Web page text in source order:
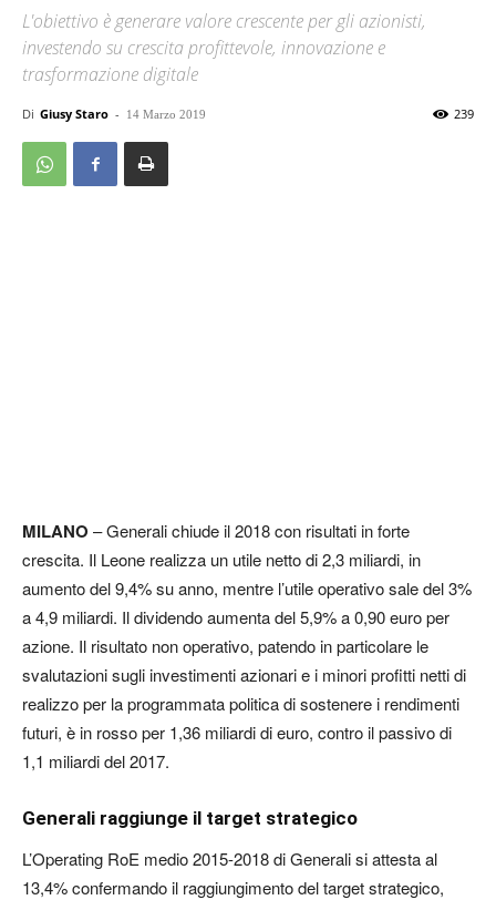
L'obiettivo è generare valore crescente per gli azionisti,
investendo su crescita profittevole, innovazione e
trasformazione digitale
Di Giusy Staro - 14 Marzo 2019 239
MILANO – Generali chiude il 2018 con risultati in forte
crescita. Il Leone realizza un utile netto di 2,3 miliardi, in
aumento del 9,4% su anno, mentre l’utile operativo sale del 3%
a 4,9 miliardi. Il dividendo aumenta del 5,9% a 0,90 euro per
azione. Il risultato non operativo, patendo in particolare le
svalutazioni sugli investimenti azionari e i minori profitti netti di
realizzo per la programmata politica di sostenere i rendimenti
futuri, è in rosso per 1,36 miliardi di euro, contro il passivo di
1,1 miliardi del 2017.
Generali raggiunge il target strategico
L’Operating RoE medio 2015-2018 di Generali si attesta al
13,4% confermando il raggiungimento del target strategico,